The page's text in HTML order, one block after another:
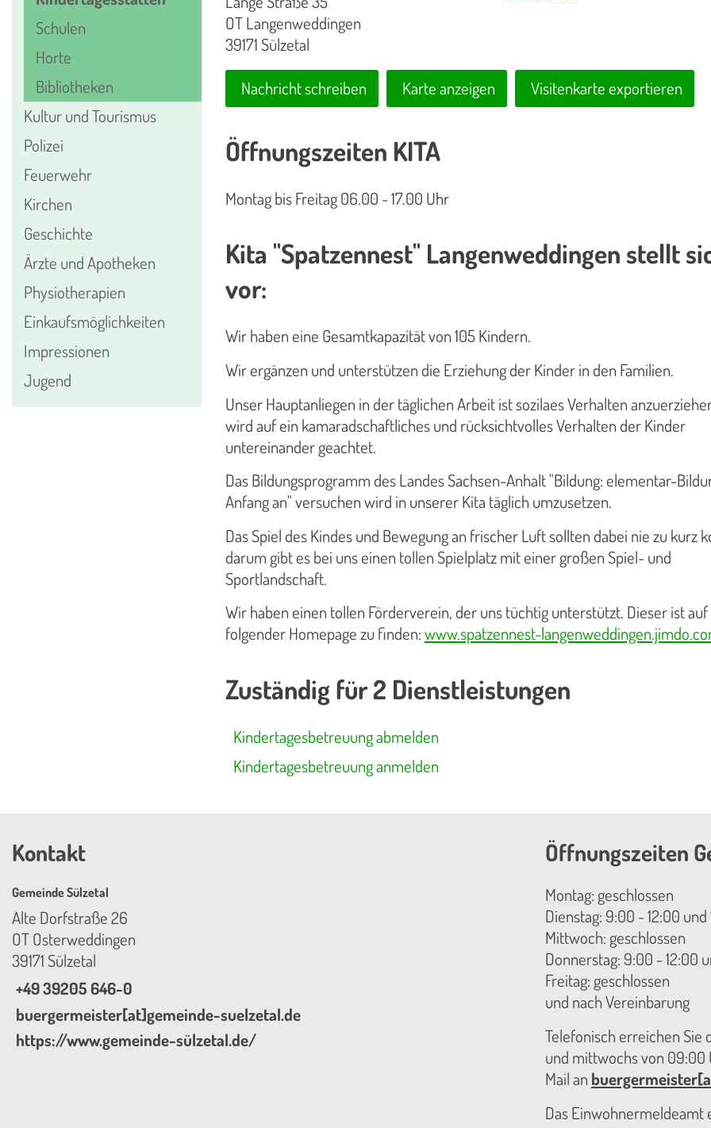
Schulen
Horte
Bibliotheken
Kultur und Tourismus
Polizei
Feuerwehr
Kirchen
Geschichte
Ärzte und Apotheken
Physiotherapien
Einkaufsmöglichkeiten
Impressionen
Jugend
OT Langenweddingen
39171 Sülzetal
Nachricht schreiben Karte anzeigen Visitenkarte exportieren
Öffnungszeiten KITA
Montag bis Freitag 06.00 - 17.00 Uhr
Kita "Spatzennest" Langenweddingen stellt
vor:
Wir haben eine Gesamtkapazität von 105 Kindern.
Wir ergänzen und unterstützen die Erziehung der Kinder in den Familien.
Unser Hauptanliegen in der täglichen Arbeit ist sozilaes Verhalten
wird auf ein kamaradschaftliches und rücksichtvolles Verhalten der Kinder
untereinander geachtet.
Das Bildungsprogramm des Landes Sachsen-Anhalt "Bildung: elementar-
Anfang an" versuchen wird in unserer Kita täglich umzusetzen.
Das Spiel des Kindes und Bewegung an frischer Luft sollten dabei nie zu kurz
darum gibt es bei uns einen tollen Spielplatz mit einer großen Spiel- und
Sportlandschaft.
Wir haben einen tollen Förderverein, der uns tüchtig unterstützt. Dieser ist auf
folgender Homepage zu finden:www.spatzennest-
Zuständig für 2 Dienstleistungen
Kindertagesbetreuung abmelden
Kindertagesbetreuung anmelden
Kontakt
Gemeinde Sülzetal
Alte Dorfstraße 26
OT Osterweddingen
39171 Sülzetal
+49 39205 646-0
buergermeister[at]gemeinde-suelzetal.de
https://www.gemeinde-sülzetal.de/
Öffnungszeiten
Montag: geschlossen
Dienstag: 9:00 - 12:00
Mittwoch: geschlossen
Donnerstag: 9:00 - 12:00
Freitag: geschlossen
und nach Vereinbarung
Telefonisch erreichen Sie
und mittwochs von 09:00
Mail an
Das Einwohnermeldeamt